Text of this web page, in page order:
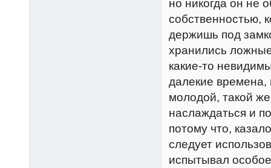
но никогда он не
собственностью,
держишь под
хранились
какие-то
далекие времена,
молодой, такой
наслаждаться и
потому что,
следует
испытывал